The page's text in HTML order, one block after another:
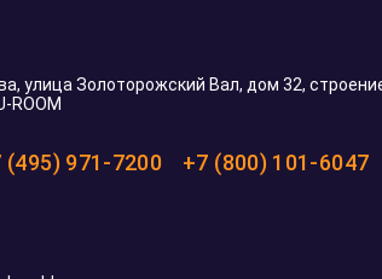
улица Золоторожский Вал, дом 32,
ROOM
(495) 971-7200 +7 (800) 101-6047